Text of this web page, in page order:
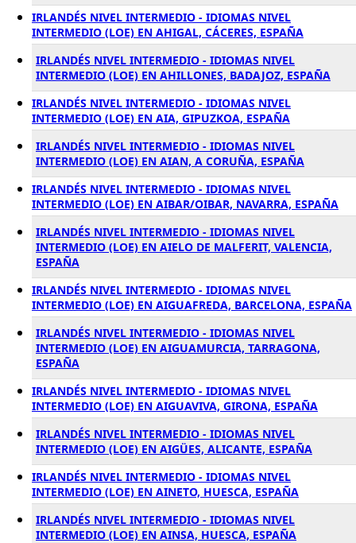
IRLANDÉS NIVEL INTERMEDIO - IDIOMAS NIVEL
INTERMEDIO (LOE) EN AHIGAL, CÁCERES, ESPAÑA
IRLANDÉS NIVEL INTERMEDIO - IDIOMAS NIVEL
INTERMEDIO (LOE) EN AHILLONES, BADAJOZ, ESPAÑA
IRLANDÉS NIVEL INTERMEDIO - IDIOMAS NIVEL
INTERMEDIO (LOE) EN AIA, GIPUZKOA, ESPAÑA
IRLANDÉS NIVEL INTERMEDIO - IDIOMAS NIVEL
INTERMEDIO (LOE) EN AIAN, A CORUÑA, ESPAÑA
IRLANDÉS NIVEL INTERMEDIO - IDIOMAS NIVEL
INTERMEDIO (LOE) EN AIBAR/OIBAR, NAVARRA, ESPAÑA
IRLANDÉS NIVEL INTERMEDIO - IDIOMAS NIVEL
INTERMEDIO (LOE) EN AIELO DE MALFERIT, VALENCIA,
ESPAÑA
IRLANDÉS NIVEL INTERMEDIO - IDIOMAS NIVEL
INTERMEDIO (LOE) EN AIGUAFREDA, BARCELONA, ESPAÑA
IRLANDÉS NIVEL INTERMEDIO - IDIOMAS NIVEL
INTERMEDIO (LOE) EN AIGUAMURCIA, TARRAGONA,
ESPAÑA
IRLANDÉS NIVEL INTERMEDIO - IDIOMAS NIVEL
INTERMEDIO (LOE) EN AIGUAVIVA, GIRONA, ESPAÑA
IRLANDÉS NIVEL INTERMEDIO - IDIOMAS NIVEL
INTERMEDIO (LOE) EN AIGÜES, ALICANTE, ESPAÑA
IRLANDÉS NIVEL INTERMEDIO - IDIOMAS NIVEL
INTERMEDIO (LOE) EN AINETO, HUESCA, ESPAÑA
IRLANDÉS NIVEL INTERMEDIO - IDIOMAS NIVEL
INTERMEDIO (LOE) EN AINSA, HUESCA, ESPAÑA